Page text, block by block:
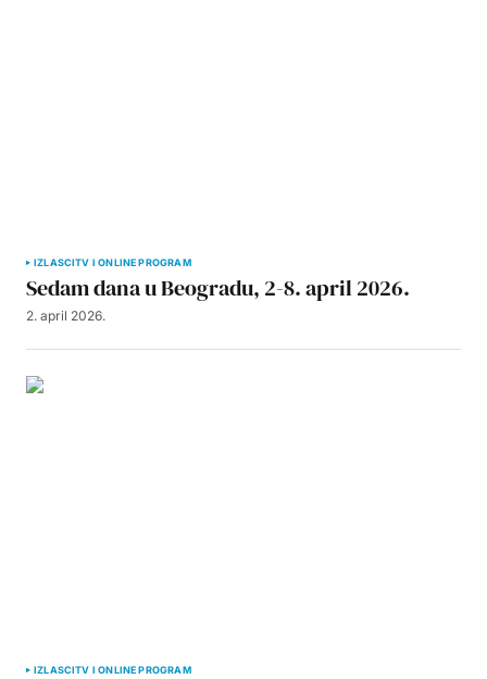
IZLASCITV I ONLINE PROGRAM
Sedam dana u Beogradu, 2-8. april 2026.
2. april 2026.
IZLASCITV I ONLINE PROGRAM